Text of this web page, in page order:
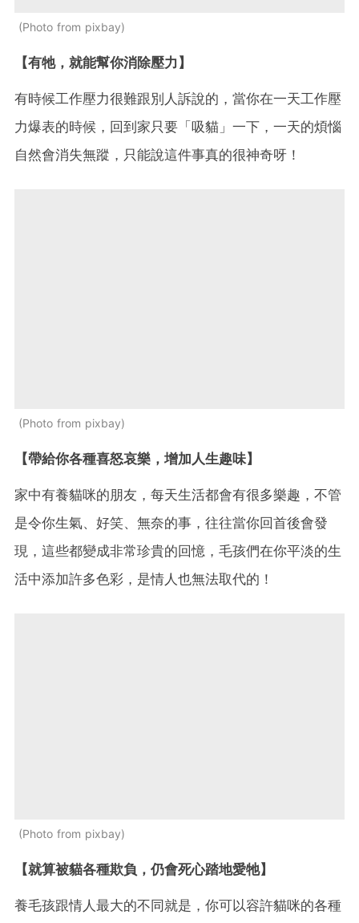
Photo from pixbay
【有牠，就能幫你消除壓力】
有時候工作壓力很難跟別人訴說的，當你在一天工作壓
力爆表的時候，回到家只要「吸貓」一下，一天的煩惱
自然會消失無蹤，只能說這件事真的很神奇呀！
Photo from pixbay
【帶給你各種喜怒哀樂，增加人生趣味】
家中有養貓咪的朋友，每天生活都會有很多樂趣，不管
是令你生氣、好笑、無奈的事，往往當你回首後會發
現，這些都變成非常珍貴的回憶，毛孩們在你平淡的生
活中添加許多色彩，是情人也無法取代的！
Photo from pixbay
【就算被貓各種欺負，仍會死心踏地愛牠】
養毛孩跟情人最大的不同就是，你可以容許貓咪的各種